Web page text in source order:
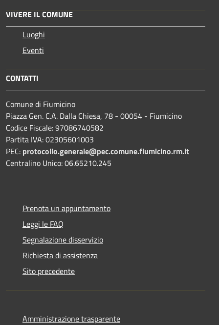
VIVERE IL COMUNE
Luoghi
Eventi
CONTATTI
Comune di Fiumicino
Piazza Gen. C.A. Dalla Chiesa, 78 - 00054 - Fiumicino
Codice Fiscale: 97086740582
Partita IVA: 02305601003
PEC: protocollo.generale@pec.comune.fiumicino.rm.it
Centralino Unico: 06.65210.245
Prenota un appuntamento
Leggi le FAQ
Segnalazione disservizio
Richiesta di assistenza
Sito precedente
Amministrazione trasparente